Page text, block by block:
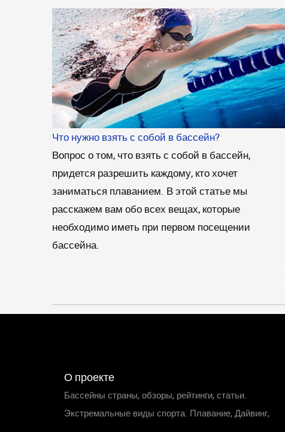
Что нужно взять с собой в бассейн?
Вопрос о том, что взять с собой в бассейн,
придется разрешить каждому, кто хочет
заниматься плаванием. В этой статье мы
расскажем вам обо всех вещах, которые
необходимо иметь при первом посещении
бассейна.
О проекте
Бассейны страны, обзоры, рейтинги, статьи.
Экстремальные виды спорта. Плавание, Дайвинг,